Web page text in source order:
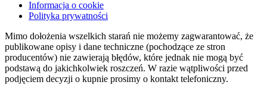
Informacja o cookie
Polityka prywatności
Mimo dołożenia wszelkich starań nie możemy zagwarantować, że
publikowane opisy i dane techniczne (pochodzące ze stron
producentów) nie zawierają błędów, które jednak nie mogą być
podstawą do jakichkolwiek roszczeń. W razie wątpliwości przed
podjęciem decyzji o kupnie prosimy o kontakt telefoniczny.